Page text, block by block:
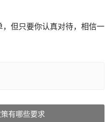
但只要你认真对待，相信一
有哪些要求